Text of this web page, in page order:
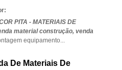
PITA - MATERIAIS DE
material construção, venda
equipamento...
De Materiais De